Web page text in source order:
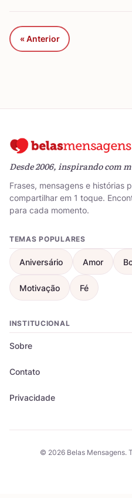
« Anterior
Desde 2006, inspirando com
Frases, mensagens e histórias
compartilhar em 1 toque.
para cada momento.
TEMAS POPULARES
Aniversário Amor
Motivação Fé
INSTITUCIONAL
Sobre
Contato
Privacidade
© 2026 Belas Mensagens.